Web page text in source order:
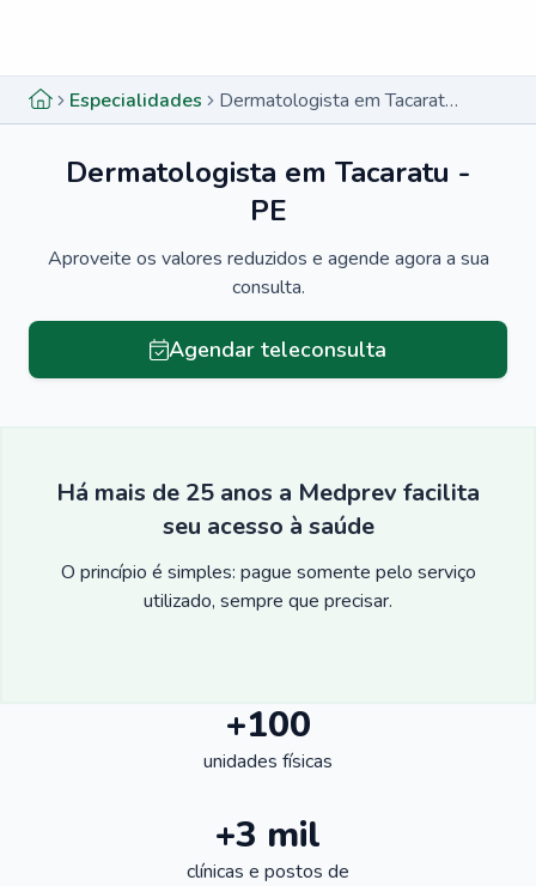
Especialidades Dermatologista em Tacaratu - PE
Dermatologista em Tacaratu -
PE
Aproveite os valores reduzidos e agende agora a sua
consulta.
Agendar teleconsulta
Há mais de 25 anos a Medprev facilita
seu acesso à saúde
O princípio é simples: pague somente pelo serviço
utilizado, sempre que precisar.
+100
unidades físicas
+3 mil
clínicas e postos de